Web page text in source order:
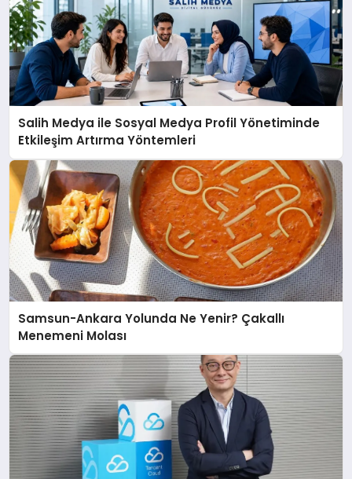
Salih Medya ile Sosyal Medya Profil Yönetiminde
Etkileşim Artırma Yöntemleri
Samsun-Ankara Yolunda Ne Yenir? Çakallı
Menemeni Molası